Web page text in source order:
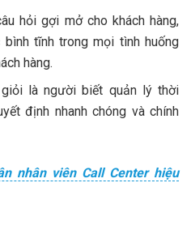
hỏi gợi mở cho khách hàng,
tĩnh trong mọi tình huống
hàng.
giỏi là người biết quản lý thời
định nhanh chóng và chính
nhân viên Call Center hiệu